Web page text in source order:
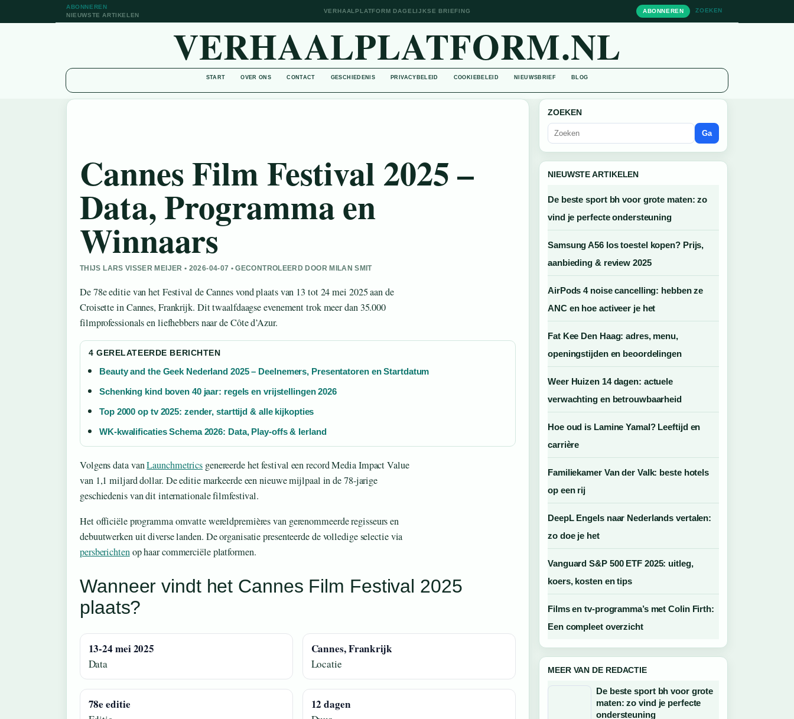
ABONNEREN
NIEUWSTE ARTIKELEN
VERHAALPLATFORM DAGELIJKSE BRIEFING ABONNEREN ZOEKEN
VERHAALPLATFORM.NL
START OVER ONS CONTACT GESCHIEDENIS PRIVACYBELEID COOKIEBELEID NIEUWSBRIEF BLOG
Cannes Film Festival 2025 –
Data, Programma en
Winnaars
THIJS LARS VISSER MEIJER • 2026-04-07 • GECONTROLEERD DOOR MILAN SMIT
De 78e editie van het Festival de Cannes vond plaats van 13 tot 24 mei 2025 aan de
Croisette in Cannes, Frankrijk. Dit twaalfdaagse evenement trok meer dan 35.000
filmprofessionals en liefhebbers naar de Côte d’Azur.
4 GERELATEERDE BERICHTEN
Beauty and the Geek Nederland 2025 – Deelnemers, Presentatoren en Startdatum
Schenking kind boven 40 jaar: regels en vrijstellingen 2026
Top 2000 op tv 2025: zender, starttijd & alle kijkopties
WK-kwalificaties Schema 2026: Data, Play-offs & Ierland
Volgens data vanLaunchmetrics genereerde het festival een record Media Impact Value
van 1,1 miljard dollar. De editie markeerde een nieuwe mijlpaal in de 78-jarige
geschiedenis van dit internationale filmfestival.
Het officiële programma omvatte wereldpremières van gerenommeerde regisseurs en
debuutwerken uit diverse landen. De organisatie presenteerde de volledige selectie via
persberichtenop haar commerciële platformen.
Wanneer vindt het Cannes Film Festival 2025
plaats?
13-24 mei 2025
Data
Cannes, Frankrijk
Locatie
78e editie 12 dagen
ZOEKEN
Ga
NIEUWSTE ARTIKELEN
De beste sport bh voor grote maten: zo
vind je perfecte ondersteuning
Samsung A56 los toestel kopen? Prijs,
aanbieding & review 2025
AirPods 4 noise cancelling: hebben ze
ANC en hoe activeer je het
Fat Kee Den Haag: adres, menu,
openingstijden en beoordelingen
Weer Huizen 14 dagen: actuele
verwachting en betrouwbaarheid
Hoe oud is Lamine Yamal? Leeftijd en
carrière
Familiekamer Van der Valk: beste hotels
op een rij
DeepL Engels naar Nederlands vertalen:
zo doe je het
Vanguard S&P 500 ETF 2025: uitleg,
koers, kosten en tips
Films en tv-programma’s met Colin Firth:
Een compleet overzicht
MEER VAN DE REDACTIE
De beste sport bh voor grote
maten: zo vind je perfecte
ondersteuning